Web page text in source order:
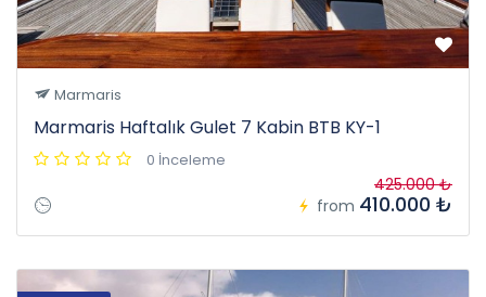
Marmaris
Marmaris Haftalık Gulet 7 Kabin BTB KY-1
0 İnceleme
from
425.000 ₺
410.000 ₺